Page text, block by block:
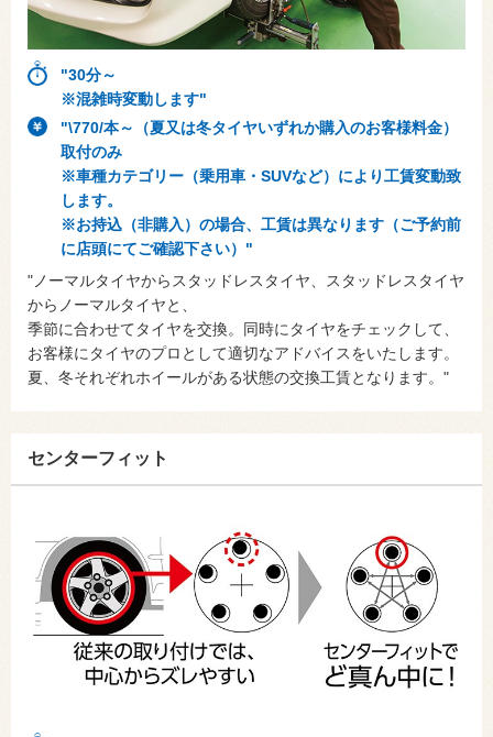
"30分～
※混雑時変動します"
"\770/本～（夏又は冬タイヤいずれか購入のお客様料金）
取付のみ
※車種カテゴリー（乗用車・SUVなど）により工賃変動致
します。
※お持込（非購入）の場合、工賃は異なります（ご予約前
に店頭にてご確認下さい）"
"ノーマルタイヤからスタッドレスタイヤ、スタッドレスタイヤ
からノーマルタイヤと、
季節に合わせてタイヤを交換。同時にタイヤをチェックして、
お客様にタイヤのプロとして適切なアドバイスをいたします。
夏、冬それぞれホイールがある状態の交換工賃となります。"
センターフィット